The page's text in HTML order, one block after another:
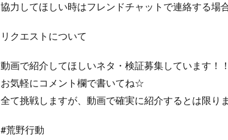
協力してほしい時はフレンドチャットで連絡する場
リクエストについて
動画で紹介してほしいネタ・検証募集しています！！
お気軽にコメント欄で書いてね☆
全て挑戦しますが、動画で確実に紹介するとは限り
#荒野行動